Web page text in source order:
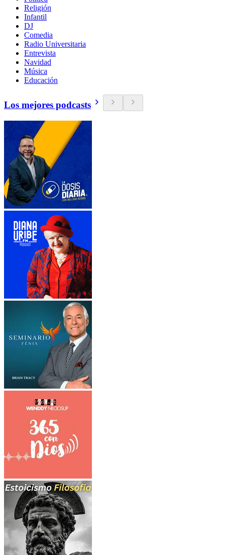
Religión
Infantil
DJ
Comedia
Radio Universitaria
Entrevista
Navidad
Música
Educación
Los mejores podcasts